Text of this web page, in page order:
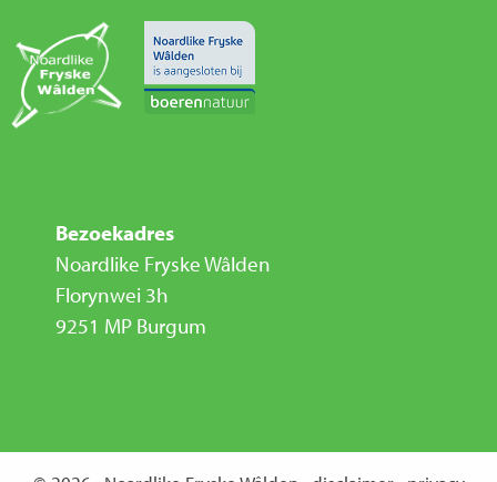
Bezoekadres
Noardlike Fryske Wâlden
Florynwei 3h
9251 MP Burgum